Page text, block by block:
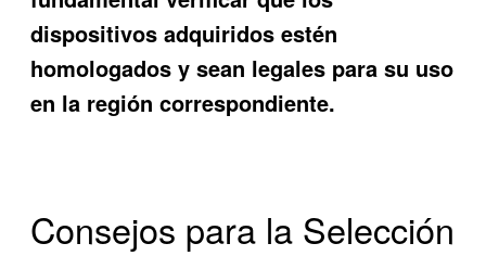
dispositivos adquiridos estén
homologados y sean legales para su uso
en la región correspondiente.
Consejos para la Selección